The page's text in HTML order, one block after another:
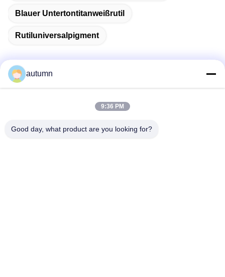
Blauer Untertontitanweißrutil
Rutiluniversalpigment
autumn
9:36 PM
Good day, what product are you looking for?